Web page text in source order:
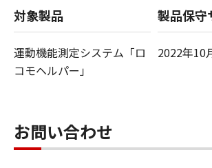
対象製品
運動機能測定システム「ロ
コモヘルパー」
製品保守
2022年10
お問い合わせ